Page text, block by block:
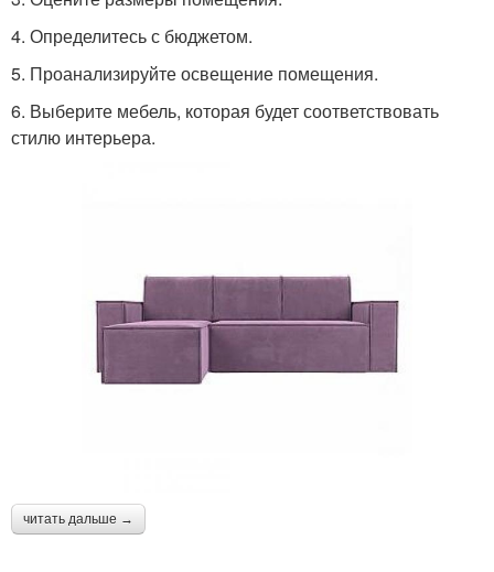
4. Определитесь с бюджетом.
5. Проанализируйте освещение помещения.
6. Выберите мебель, которая будет соответствовать
стилю интерьера.
читать дальше →